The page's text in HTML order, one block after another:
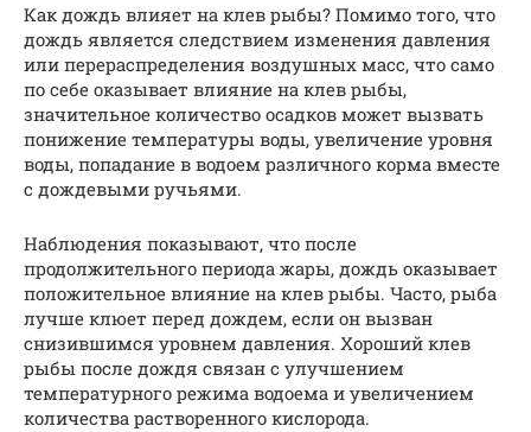
Как дождь влияет на клев рыбы? Помимо того, что
дождь является следствием изменения давления
или перераспределения воздушных масс, что само
по себе оказывает влияние на клев рыбы,
значительное количество осадков может вызвать
понижение температуры воды, увеличение уровня
воды, попадание в водоем различного корма вместе
с дождевыми ручьями.
Наблюдения показывают, что после
продолжительного периода жары, дождь оказывает
положительное влияние на клев рыбы. Часто, рыба
лучше клюет перед дождем, если он вызван
снизившимся уровнем давления. Хороший клев
рыбы после дождя связан с улучшением
температурного режима водоема и увеличением
количества растворенного кислорода.